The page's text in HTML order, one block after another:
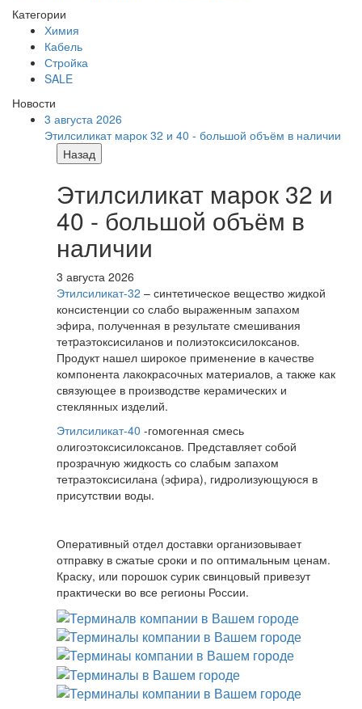
Категории
Химия
Кабель
Стройка
SALE
Новости
3 августа 2026
Этилсиликат марок 32 и 40 - большой объём в наличии
Назад
Этилсиликат марок 32 и
40 - большой объём в
наличии
3 августа 2026
Этилсиликат-32 – синтетическое вещество жидкой
консистенции со слабо выраженным запахом
эфира, полученная в результате смешивания
тетpаэтоксисиланов и полиэтоксисилоксанов.
Продукт нашел широкое применение в качестве
компонента лакокрасочных материалов, а также как
связующее в производстве керамических и
стеклянных изделий.
Этилсиликат-40 -гомогенная смесь
олигоэтоксисилоксанов. Представляет собой
прозрачную жидкость со слабым запахом
тетраэтоксисилана (эфира), гидролизующуюся в
присутствии воды.
Оперативный отдел доставки организовывает
отправку в сжатые сроки и по оптимальным ценам.
Краску, или порошок сурик свинцовый привезут
практически во все регионы России.